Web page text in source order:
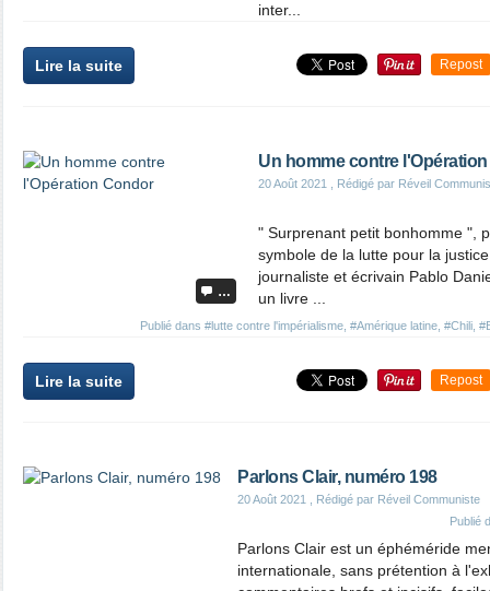
inter...
Lire la suite Repost
…
Un homme contre
20 Août 2021 , Rédigé par Réveil
Publié dans #lutte contre l'impérialisme #Amérique latine #Chili
" Surprenant petit bonhomme ",
symbole de la lutte pour la
journaliste et écrivain Pablo
un livre ...
Lire la suite Repost
Parlons Clair, numéro 198
20 Août 2021
, Rédigé par Réveil Communiste
Publié
Parlons Clair est un éphéméride
internationale, sans prétention à